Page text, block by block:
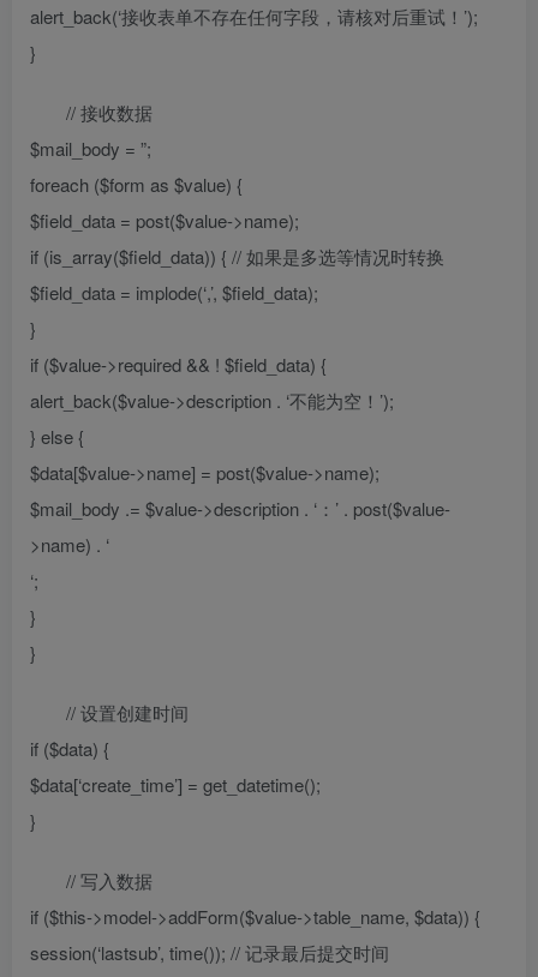
alert_back(‘接收表单不存在任何字段，请核对后重试！’);
}
// 接收数据
$mail_body = ”;
foreach ($form as $value) {
$field_data = post($value->name);
if (is_array($field_data)) { // 如果是多选等情况时转换
$field_data = implode(‘,’, $field_data);
}
if ($value->required && ! $field_data) {
alert_back($value->description . ‘不能为空！’);
} else {
$data[$value->name] = post($value->name);
$mail_body .= $value->description . ‘：’ . post($value-
>name) . ‘
‘;
}
}
// 设置创建时间
if ($data) {
$data[‘create_time’] = get_datetime();
}
// 写入数据
if ($this->model->addForm($value->table_name, $data)) {
session(‘lastsub’, time()); // 记录最后提交时间